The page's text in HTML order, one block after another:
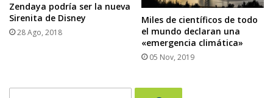
Zendaya podría ser la nueva
Sirenita de Disney
28 Ago, 2018
Miles de científicos de todo
el mundo declaran una
«emergencia climática»
05 Nov, 2019